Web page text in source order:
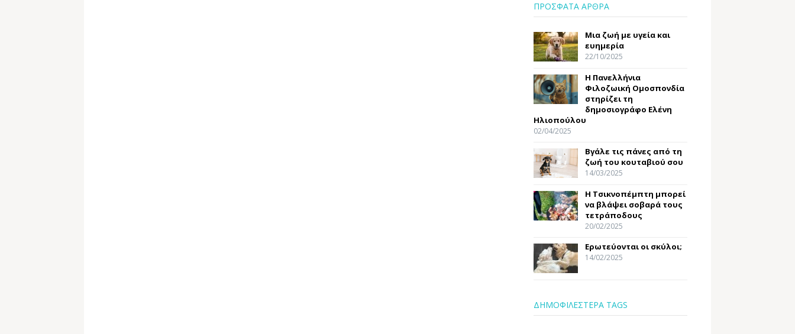
ΠΡΟΣΦΑΤΑ ΑΡΘΡΑ
Μια ζωή με υγεία και
ευημερία
22/10/2025
Η Πανελλήνια
Φιλοζωική Ομοσπονδία
στηρίζει τη
δημοσιογράφο Ελένη
Ηλιοπούλου
02/04/2025
Βγάλε τις πάνες από τη
ζωή του κουταβιού σου
14/03/2025
Η Τσικνοπέμπτη μπορεί
να βλάψει σοβαρά τους
τετράποδους
20/02/2025
Ερωτεύονται οι σκύλοι;
14/02/2025
ΔΗΜΟΦΙΛΕΣΤΕΡΑ TAGS